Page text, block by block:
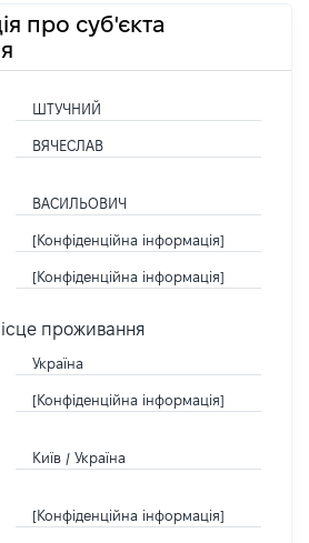
про суб'єкта
ШТУЧНИЙ
ВЯЧЕСЛАВ
ВАСИЛЬОВИЧ
[Конфіденційна інформація]
[Конфіденційна інформація]
проживання
Україна
[Конфіденційна інформація]
Київ / Україна
[Конфіденційна інформація]